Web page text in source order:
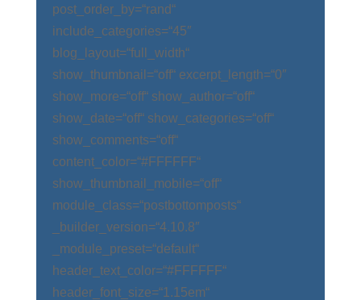
post_order_by=“rand“
include_categories=“45″
blog_layout=“full_width“
show_thumbnail=“off“ excerpt_length=“0″
show_more=“off“ show_author=“off“
show_date=“off“ show_categories=“off“
show_comments=“off“
content_color=“#FFFFFF“
show_thumbnail_mobile=“off“
module_class=“postbottomposts“
_builder_version=“4.10.8″
_module_preset=“default“
header_text_color=“#FFFFFF“
header_font_size=“1.15em“